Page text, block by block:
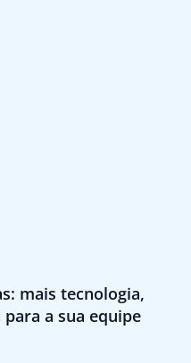
mais tecnologia,
a sua equipe